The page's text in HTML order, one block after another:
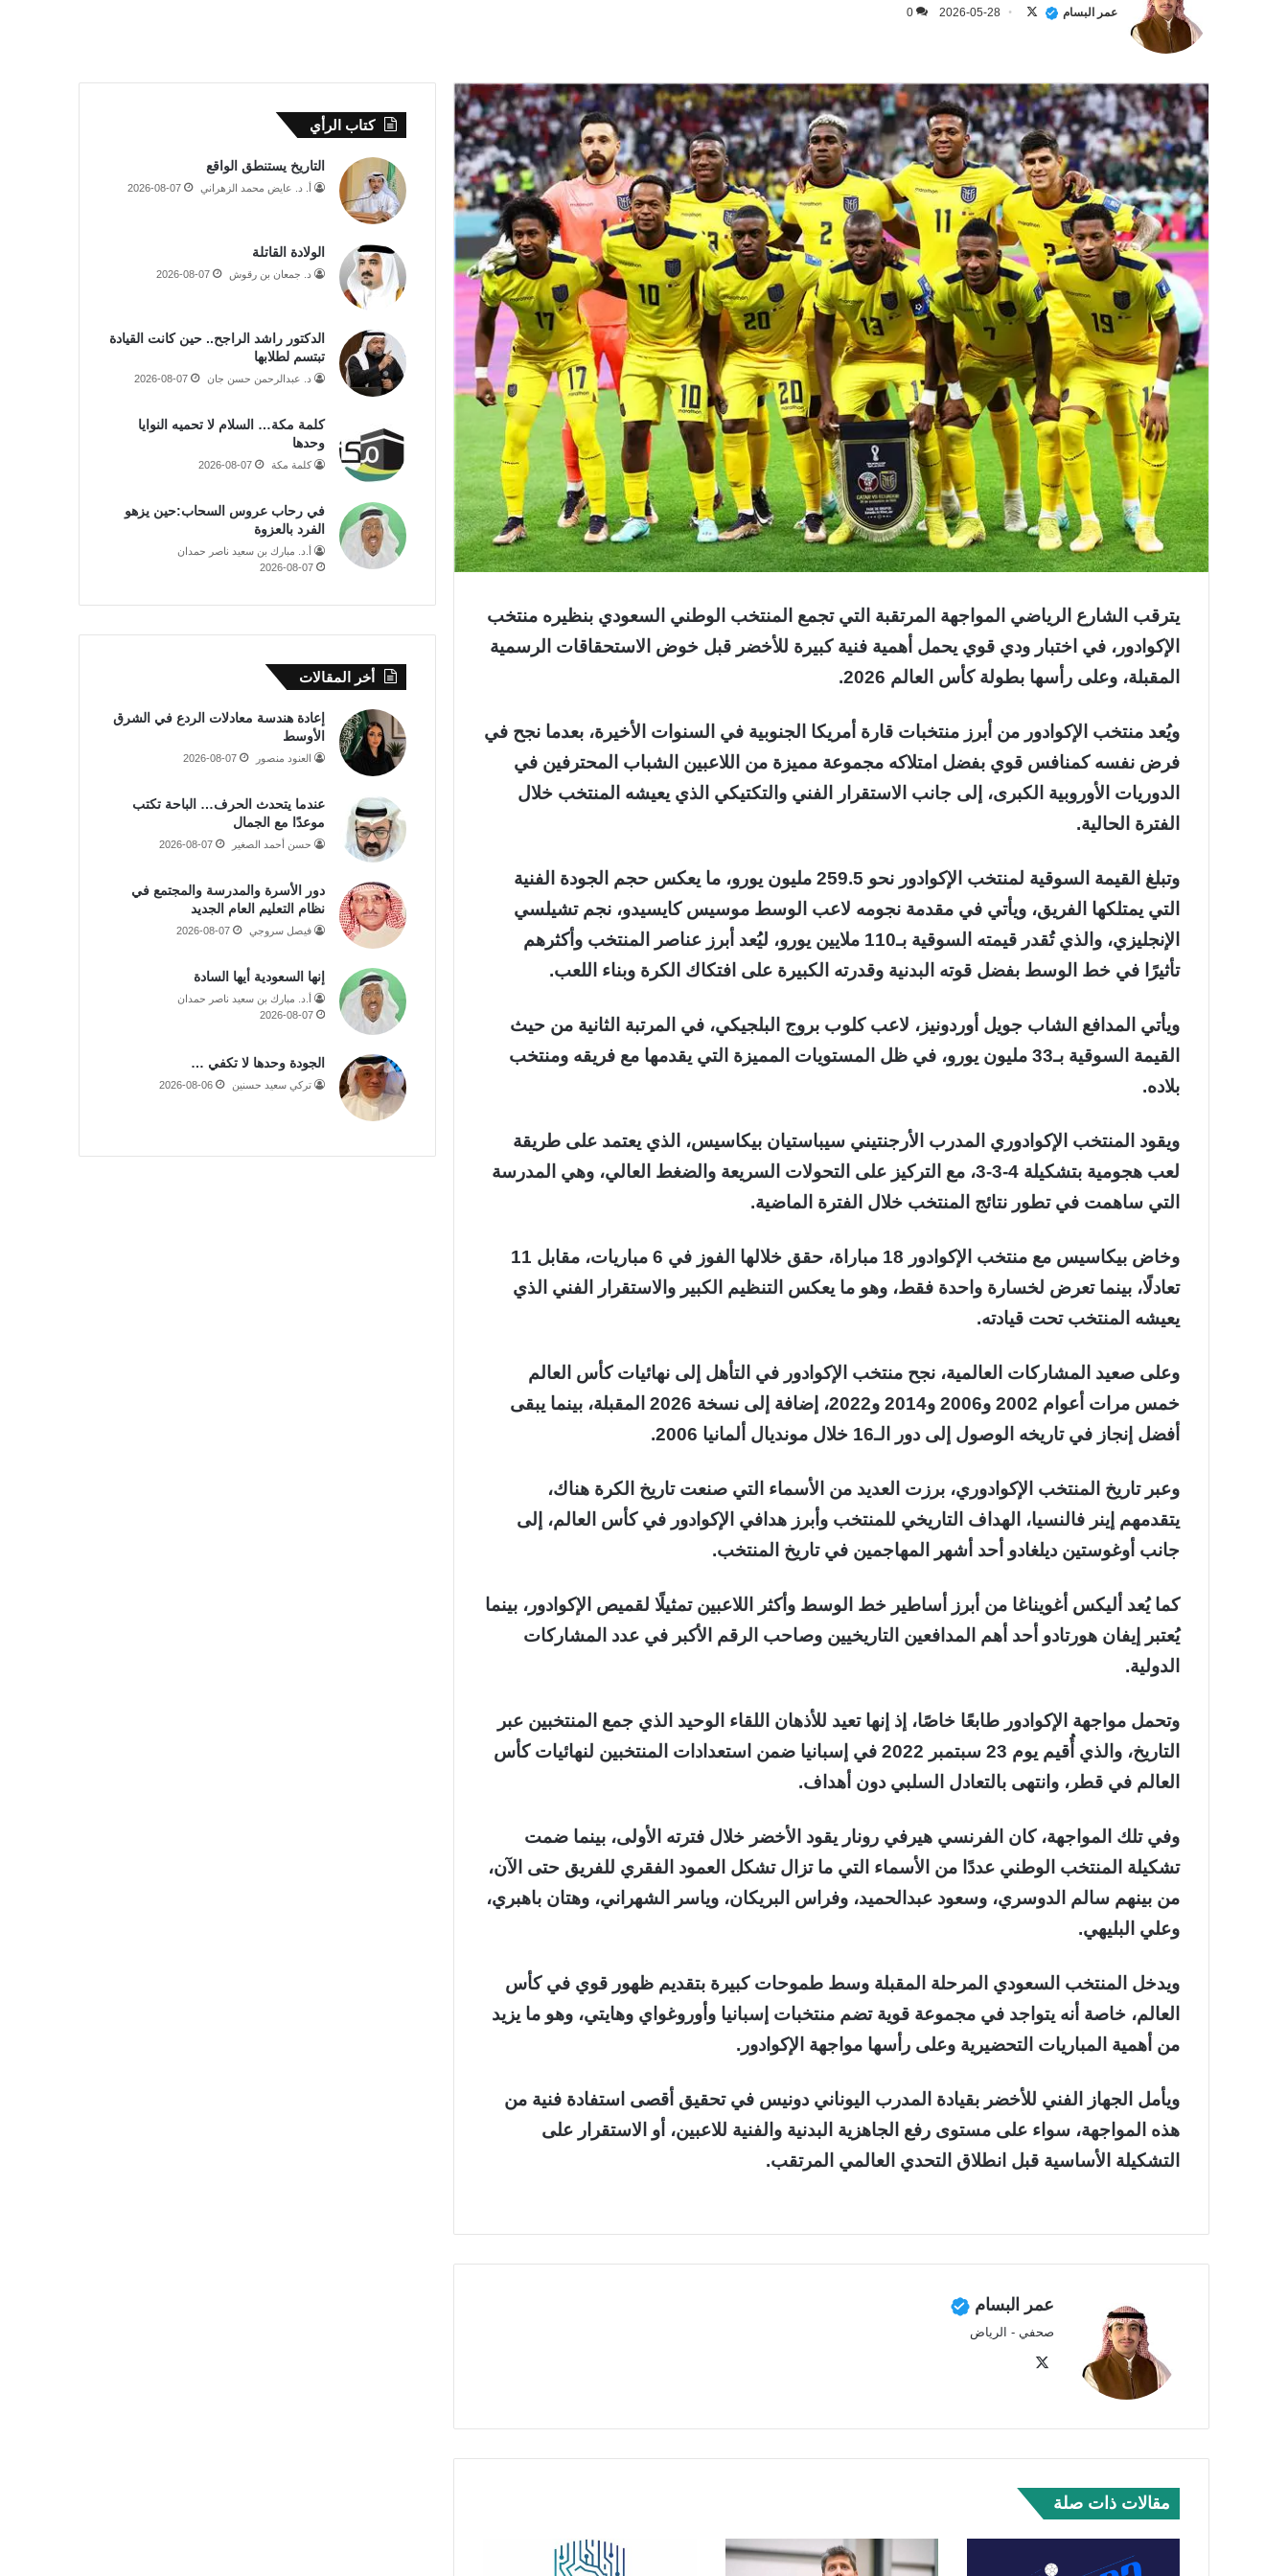
عمر البسام 2026-05-28
0
يترقب الشارع الرياضي المواجهة المرتقبة التي تجمع المنتخب الوطني السعودي بنظيره منتخب
الإكوادور، في اختبار ودي قوي يحمل أهمية فنية كبيرة للأخضر قبل خوض الاستحقاقات الرسمية
المقبلة، وعلى رأسها بطولة كأس العالم 2026.
ويُعد منتخب الإكوادور من أبرز منتخبات قارة أمريكا الجنوبية في السنوات الأخيرة، بعدما نجح في
فرض نفسه كمنافس قوي بفضل امتلاكه مجموعة مميزة من اللاعبين الشباب المحترفين في
الدوريات الأوروبية الكبرى، إلى جانب الاستقرار الفني والتكتيكي الذي يعيشه المنتخب خلال
الفترة الحالية.
وتبلغ القيمة السوقية لمنتخب الإكوادور نحو 259.5 مليون يورو، ما يعكس حجم الجودة الفنية
التي يمتلكها الفريق، ويأتي في مقدمة نجومه لاعب الوسط موسيس كايسيدو، نجم تشيلسي
الإنجليزي، والذي تُقدر قيمته السوقية بـ110 ملايين يورو، ليُعد أبرز عناصر المنتخب وأكثرهم
تأثيرًا في خط الوسط بفضل قوته البدنية وقدرته الكبيرة على افتكاك الكرة وبناء اللعب.
ويأتي المدافع الشاب جويل أوردونيز، لاعب كلوب بروج البلجيكي، في المرتبة الثانية من حيث
القيمة السوقية بـ33 مليون يورو، في ظل المستويات المميزة التي يقدمها مع فريقه ومنتخب
بلاده.
ويقود المنتخب الإكوادوري المدرب الأرجنتيني سيباستيان بيكاسيس، الذي يعتمد على طريقة
لعب هجومية بتشكيلة 4-3-3، مع التركيز على التحولات السريعة والضغط العالي، وهي المدرسة
التي ساهمت في تطور نتائج المنتخب خلال الفترة الماضية.
وخاض بيكاسيس مع منتخب الإكوادور 18 مباراة، حقق خلالها الفوز في 6 مباريات، مقابل 11
تعادلًا، بينما تعرض لخسارة واحدة فقط، وهو ما يعكس التنظيم الكبير والاستقرار الفني الذي
يعيشه المنتخب تحت قيادته.
وعلى صعيد المشاركات العالمية، نجح منتخب الإكوادور في التأهل إلى نهائيات كأس العالم
خمس مرات أعوام 2002 و2006 و2014 و2022، إضافة إلى نسخة 2026 المقبلة، بينما يبقى
أفضل إنجاز في تاريخه الوصول إلى دور الـ16 خلال مونديال ألمانيا 2006.
وعبر تاريخ المنتخب الإكوادوري، برزت العديد من الأسماء التي صنعت تاريخ الكرة هناك،
يتقدمهم إينر فالنسيا، الهداف التاريخي للمنتخب وأبرز هدافي الإكوادور في كأس العالم، إلى
جانب أوغوستين ديلغادو أحد أشهر المهاجمين في تاريخ المنتخب.
كما يُعد أليكس أغويناغا من أبرز أساطير خط الوسط وأكثر اللاعبين تمثيلًا لقميص الإكوادور، بينما
يُعتبر إيفان هورتادو أحد أهم المدافعين التاريخيين وصاحب الرقم الأكبر في عدد المشاركات
الدولية.
وتحمل مواجهة الإكوادور طابعًا خاصًا، إذ إنها تعيد للأذهان اللقاء الوحيد الذي جمع المنتخبين عبر
التاريخ، والذي أُقيم يوم 23 سبتمبر 2022 في إسبانيا ضمن استعدادات المنتخبين لنهائيات كأس
العالم في قطر، وانتهى بالتعادل السلبي دون أهداف.
وفي تلك المواجهة، كان الفرنسي هيرفي رونار يقود الأخضر خلال فترته الأولى، بينما ضمت
تشكيلة المنتخب الوطني عددًا من الأسماء التي ما تزال تشكل العمود الفقري للفريق حتى الآن،
من بينهم سالم الدوسري، وسعود عبدالحميد، وفراس البريكان، وياسر الشهراني، وهتان باهبري،
وعلي البليهي.
ويدخل المنتخب السعودي المرحلة المقبلة وسط طموحات كبيرة بتقديم ظهور قوي في كأس
العالم، خاصة أنه يتواجد في مجموعة قوية تضم منتخبات إسبانيا وأوروغواي وهايتي، وهو ما يزيد
من أهمية المباريات التحضيرية وعلى رأسها مواجهة الإكوادور.
ويأمل الجهاز الفني للأخضر بقيادة المدرب اليوناني دونيس في تحقيق أقصى استفادة فنية من
هذه المواجهة، سواء على مستوى رفع الجاهزية البدنية والفنية للاعبين، أو الاستقرار على
التشكيلة الأساسية قبل انطلاق التحدي العالمي المرتقب.
عمر البسام
صحفي - الرياض
مقالات ذات صلة
كتاب الرأي
التاريخ يستنطق الواقع
أ. د. عايض محمد الزهراني 2026-08-07
الولادة القاتلة
د. جمعان بن رقوش 2026-08-07
الدكتور راشد الراجح.. حين كانت القيادة
تبتسم لطلابها
د. عبدالرحمن حسن جان 2026-08-07
كلمة مكة… السلام لا تحميه النوايا
وحدها
كلمة مكة 2026-08-07
في رحاب عروس السحاب:حين يزهو
الفرد بالعزوة
أ.د. مبارك بن سعيد ناصر حمدان
2026-08-07
أخر المقالات
إعادة هندسة معادلات الردع في الشرق
الأوسط
العنود منصور 2026-08-07
عندما يتحدث الحرف… الباحة تكتب
موعدًا مع الجمال
حسن أحمد الصغير 2026-08-07
دور الأسرة والمدرسة والمجتمع في
نظام التعليم العام الجديد
فيصل سروجي 2026-08-07
إنها السعودية أيها السادة
أ.د. مبارك بن سعيد ناصر حمدان
2026-08-07
الجودة وحدها لا تكفي …
تركي سعيد حسنين 2026-08-06